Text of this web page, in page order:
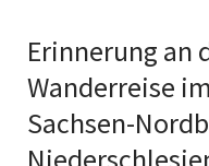
Erinnerung an
Wanderreise
Sachsen-